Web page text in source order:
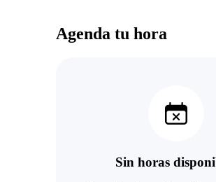
Agenda tu hora
Sin horas